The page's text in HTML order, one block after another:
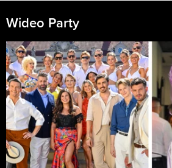
Wideo Party